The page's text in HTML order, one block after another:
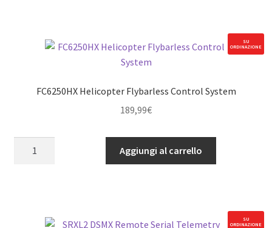
SU
ORDINAZIONE
FC6250HX Helicopter Flybarless Control System
189,99€
quantità
Aggiungi al carrello
SU
ORDINAZIONE